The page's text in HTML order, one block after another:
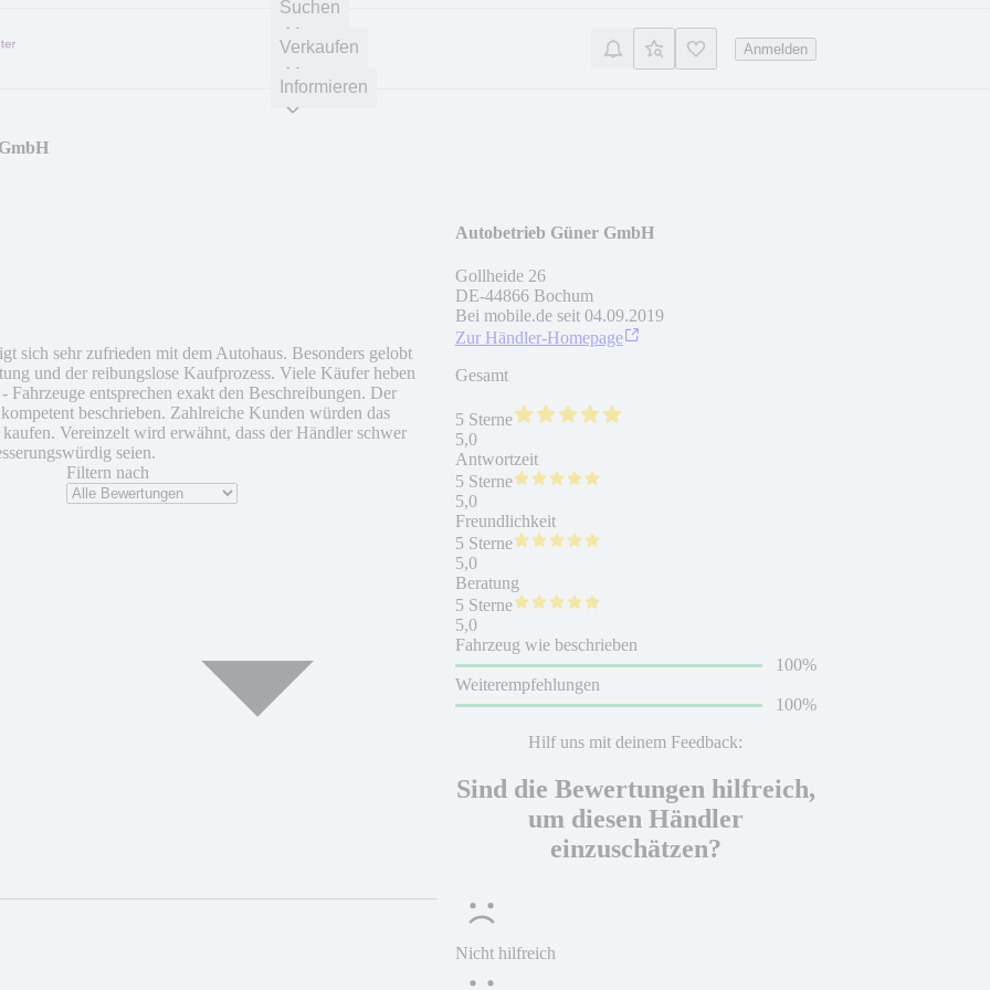
Suchen
Verkaufen
Informieren
Anmelden
sich sehr zufrieden mit dem Autohaus. Besonders gelobt
und der reibungslose Kaufprozess. Viele Käufer heben
entsprechen exakt den Beschreibungen. Der
beschrieben. Zahlreiche Kunden würden das
Vereinzelt wird erwähnt, dass der Händler schwer
seien.
Filtern nach
Autobetrieb Güner GmbH
Gollheide 26
DE-44866 Bochum
Bei mobile.de seit 04.09.2019
Zur Händler-Homepage
Gesamt
5 Sterne
5,0
Antwortzeit
5 Sterne
5,0
Freundlichkeit
5 Sterne
5,0
Beratung
5 Sterne
5,0
Fahrzeug wie beschrieben
100%
Weiterempfehlungen
100%
Hilf uns mit deinem Feedback:
Sind die Bewertungen hilfreich,
um diesen Händler
einzuschätzen?
Nicht hilfreich